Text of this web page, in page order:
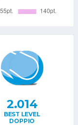
2.014
BEST LEVEL
DOPPIO